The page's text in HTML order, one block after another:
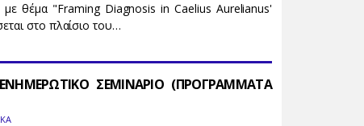
θέμα "Framing Diagnosis in Caelius Aurelianus'
στο πλαίσιο του…
ΣΕΜΙΝΑΡΙΟ (ΠΡΟΓΡΑΜΜΑΤΑ